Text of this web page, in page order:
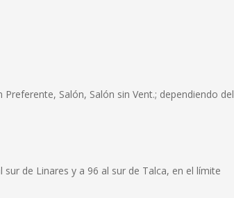
Salón, Salón sin Vent.; dependiendo del
de Linares y a 96 al sur de Talca, en el límite